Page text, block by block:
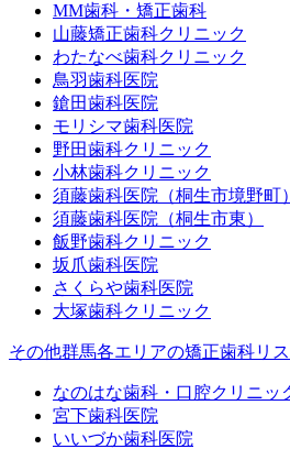
MM歯科・矯正歯科
山藤矯正歯科クリニック
わたなべ歯科クリニック
鳥羽歯科医院
鎗田歯科医院
モリシマ歯科医院
野田歯科クリニック
小林歯科クリニック
須藤歯科医院（桐生市境野町）
須藤歯科医院（桐生市東）
飯野歯科クリニック
坂爪歯科医院
さくらや歯科医院
大塚歯科クリニック
その他群馬各エリアの矯正歯科リス
なのはな歯科・口腔クリニッ
宮下歯科医院
いいづか歯科医院